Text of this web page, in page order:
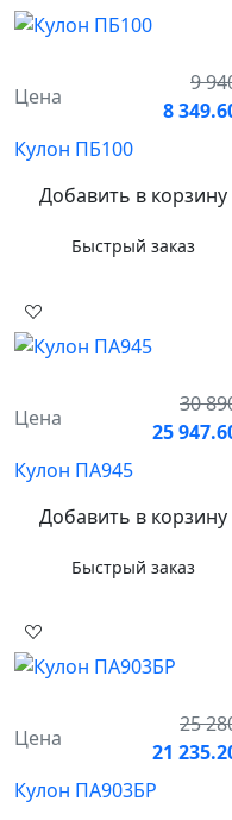
Цена
9
8
Кулон ПБ100
Добавить в корзину
Быстрый заказ
Цена
30
25
Кулон ПА945
Добавить в корзину
Быстрый заказ
Цена
25
21
Кулон ПА903БР